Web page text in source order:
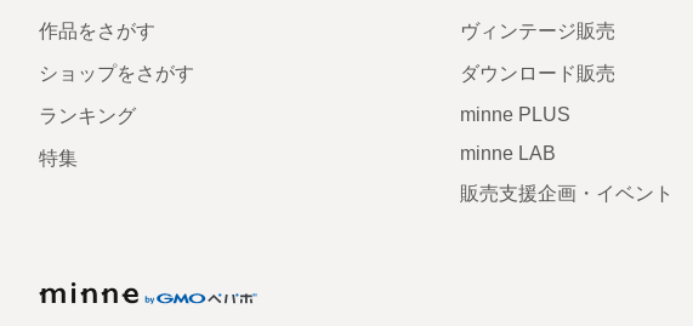
作品をさがす
ショップをさがす
ランキング
特集
ヴィンテージ販売
ダウンロード販売
minne PLUS
minne LAB
販売支援企画・イベント